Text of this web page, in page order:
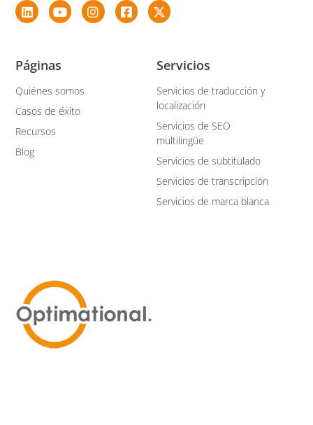
Servicios
Servicios de traducción y
localización
Servicios de SEO
multilingüe
Servicios de subtitulado
Servicios de transcripción
Servicios de marca blanca
Páginas
Quiénes somos
Casos de éxito
Recursos
Blog